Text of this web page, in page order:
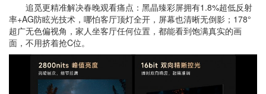
追觅更精准解决春晚观看痛点：黑晶臻彩屏拥有1.8%超低反射
率+AG防眩光技术，哪怕客厅顶灯全开，屏幕也清晰无倒影；178°
超广无色偏视角，家人坐客厅任何位置，都能看到饱满真实的画
面，不用挤着抢C位。